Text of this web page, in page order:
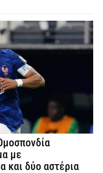
με
και δύο αστέρια